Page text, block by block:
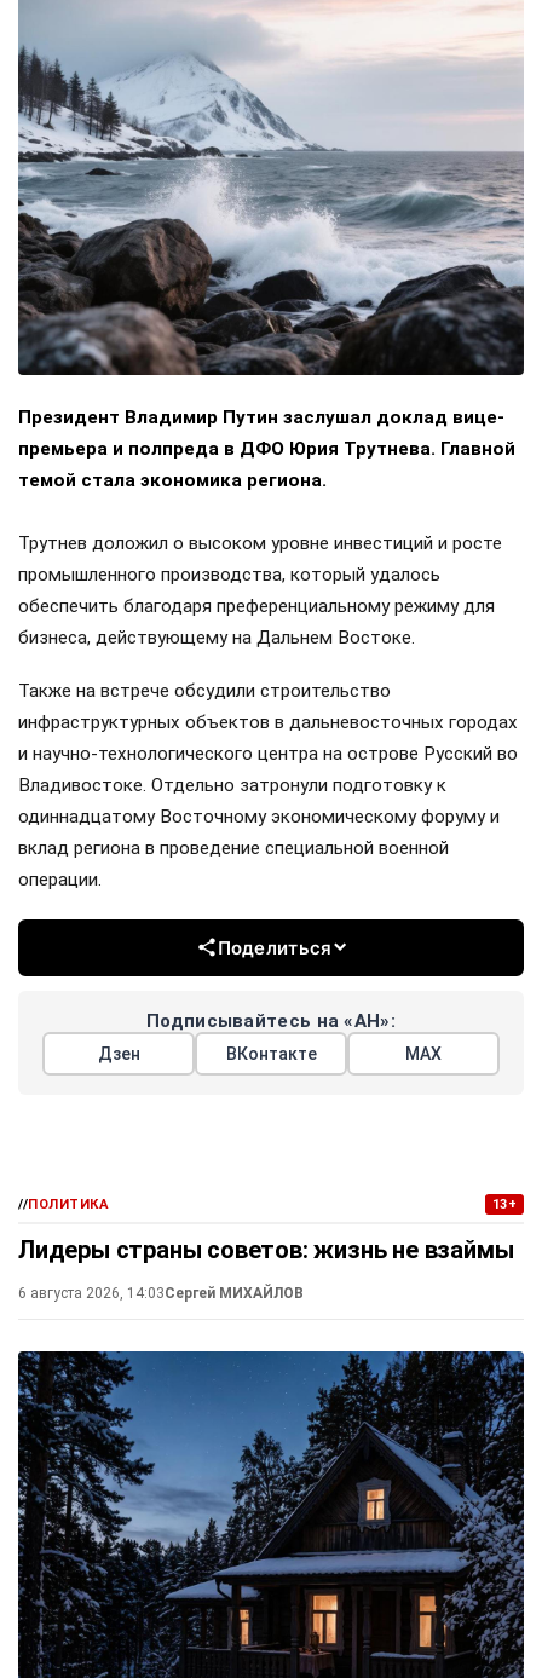
Президент Владимир Путин заслушал доклад вице-
премьера и полпреда в ДФО Юрия Трутнева. Главной
темой стала экономика региона.
Трутнев доложил о высоком уровне инвестиций и росте
промышленного производства, который удалось
обеспечить благодаря преференциальному режиму для
бизнеса, действующему на Дальнем Востоке.
Также на встрече обсудили строительство
инфраструктурных объектов в дальневосточных городах
и научно-технологического центра на острове Русский во
Владивостоке. Отдельно затронули подготовку к
одиннадцатому Восточному экономическому форуму и
вклад региона в проведение специальной военной
операции.
Поделиться
Подписывайтесь на «АН»:
Дзен ВКонтакте МАХ
//ПОЛИТИКА 13+
Лидеры страны советов: жизнь не взаймы
6 августа 2026, 14:03Сергей МИХАЙЛОВ